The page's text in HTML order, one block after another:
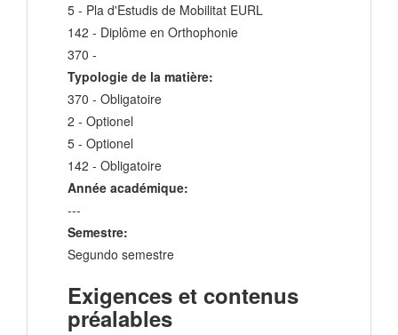
5 - Pla d'Estudis de Mobilitat EURL
142 - Diplôme en Orthophonie
370 -
Typologie de la matière:
370 - Obligatoire
2 - Optionel
5 - Optionel
142 - Obligatoire
Année académique:
---
Semestre:
Segundo semestre
Exigences et contenus
préalables